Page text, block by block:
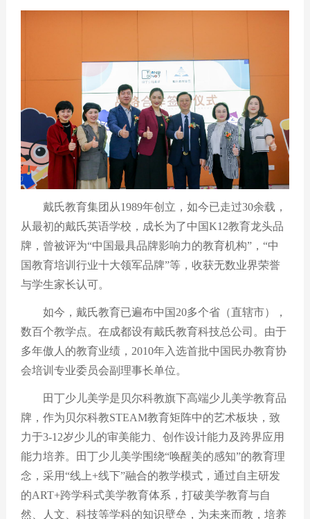
戴氏教育集团从1989年创立，如今已走过30余载，
从最初的戴氏英语学校，成长为了中国K12教育龙头品
牌，曾被评为“中国最具品牌影响力的教育机构”，“中
国教育培训行业十大领军品牌”等，收获无数业界荣誉
与学生家长认可。
如今，戴氏教育已遍布中国 20多个省（直辖市），
数百个教学点。在成都设有戴氏教育科技总公司。由于
多年傲人的教育业绩， 2010年入选首批中国民办教育协
会培训专业委员会副理事长单位。
田丁少儿美学是贝尔科教旗下高端少儿美学教育品
牌，作为贝尔科教STEAM教育矩阵中的艺术板块，致
力于3-12岁少儿的审美能力、创作设计能力及跨界应用
能力培养。田丁少儿美学围绕“唤醒美的感知”的教育理
念，采用“线上+线下”融合的教学模式，通过自主研发
的ART+跨学科式美学教育体系，打破美学教育与自
然、人文、科技等学科的知识壁垒，为未来而教，培养